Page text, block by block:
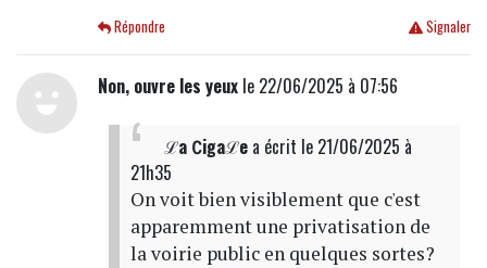
Signaler
Répondre
Non, ouvre les yeuxle 22/06/2025 à 07:56
ℒa ∁igaℒea écrit le 21/06/2025 à
21h35
On voit bien visiblement que c'est
apparemment une privatisation de
la voirie public en quelques sortes?